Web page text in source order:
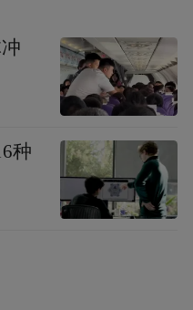
高端制造产业园同样
条”都已拉满；计
装备制造项目也已
点进行土地平整，
种